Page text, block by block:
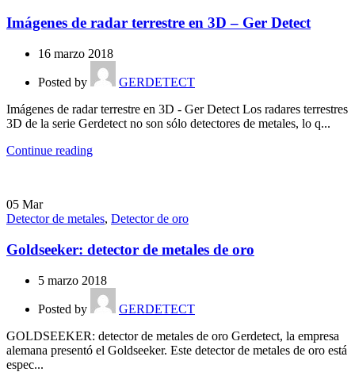
Imágenes de radar terrestre en 3D – Ger Detect
16 marzo 2018
Posted by
GERDETECT
Imágenes de radar terrestre en 3D - Ger Detect Los radares terrestres
3D de la serie Gerdetect no son sólo detectores de metales, lo q...
Continue reading
05 Mar
Detector de metales, Detector de oro
Goldseeker: detector de metales de oro
5 marzo 2018
Posted by
GERDETECT
GOLDSEEKER: detector de metales de oro Gerdetect, la empresa
alemana presentó el Goldseeker. Este detector de metales de oro está
espec...